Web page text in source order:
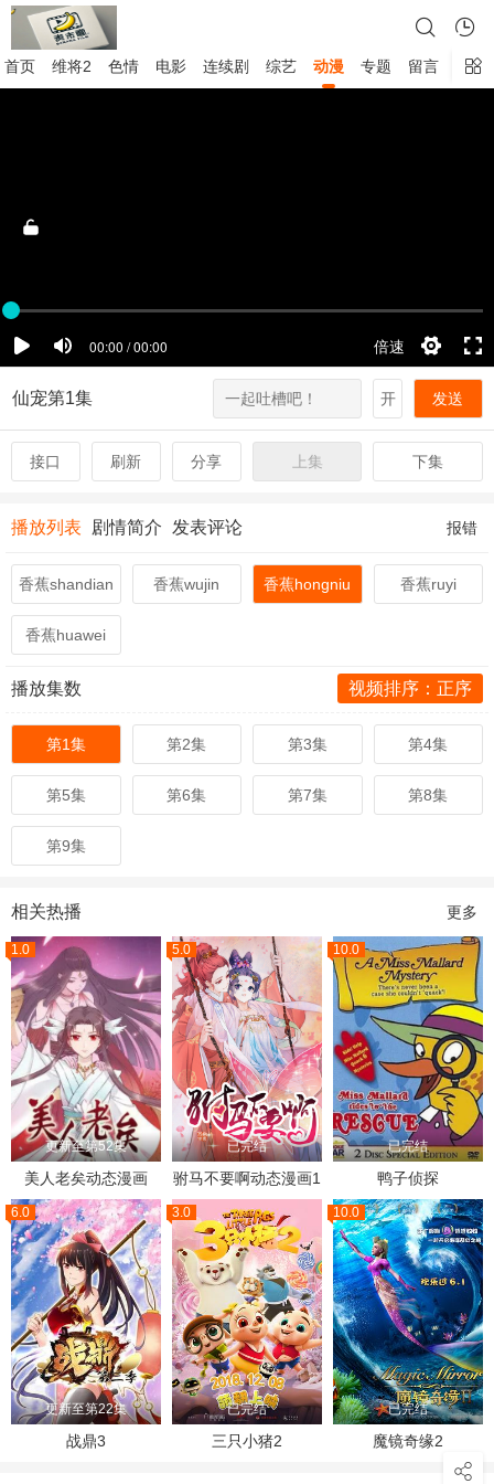
首页 维将2 色情 电影 连续剧 综艺 动漫 专题 留言
仙宠第1集 开 发送
接口 刷新 分享 上集 下集
播放列表 剧情简介 发表评论 报错
香蕉shandian 香蕉wujin 香蕉hongniu 香蕉ruyi
香蕉huawei
播放集数 视频排序：正序
第1集 第2集 第3集 第4集
第5集 第6集 第7集 第8集
第9集
相关热播 更多
1.0
更新至第52集
美人老矣动态漫画
5.0
已完结
驸马不要啊动态漫画1
10.0
已完结
鸭子侦探
6.0
更新至第22集
战鼎3
3.0
已完结
三只小猪2
10.0
已完结
魔镜奇缘2